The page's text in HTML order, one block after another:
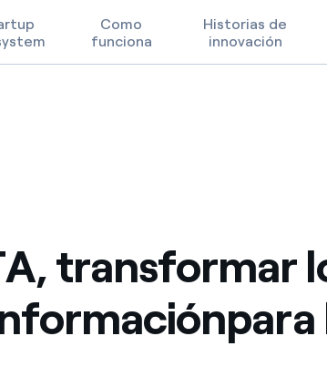
Como
funciona
Historias de
innovación
transformar